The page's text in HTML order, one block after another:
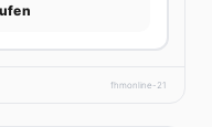
fhmonline-21